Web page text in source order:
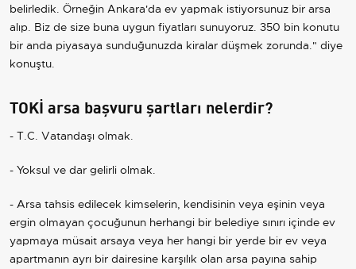
belirledik. Örneğin Ankara'da ev yapmak istiyorsunuz bir arsa
alıp. Biz de size buna uygun fiyatları sunuyoruz. 350 bin konutu
bir anda piyasaya sunduğunuzda kiralar düşmek zorunda." diye
konuştu.
TOKİ arsa başvuru şartları nelerdir?
- T.C. Vatandaşı olmak.
- Yoksul ve dar gelirli olmak.
- Arsa tahsis edilecek kimselerin, kendisinin veya eşinin veya
ergin olmayan çocuğunun herhangi bir belediye sınırı içinde ev
yapmaya müsait arsaya veya her hangi bir yerde bir ev veya
apartmanın ayrı bir dairesine karşılık olan arsa payına sahip